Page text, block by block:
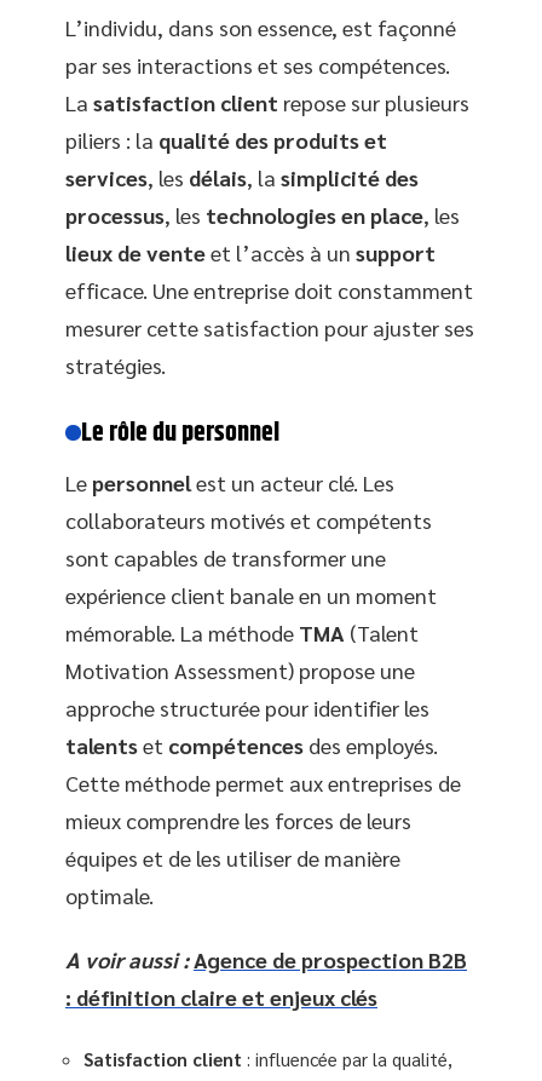
L’individu, dans son essence, est façonné
par ses interactions et ses compétences.
La satisfaction client repose sur plusieurs
piliers : la qualité des produits et
services, les délais, la simplicité des
processus, les technologies en place, les
lieux de venteet l’accès à un support
efficace. Une entreprise doit constamment
mesurer cette satisfaction pour ajuster ses
stratégies.
Le rôle du personnel
Le personnel est un acteur clé. Les
collaborateurs motivés et compétents
sont capables de transformer une
expérience client banale en un moment
mémorable. La méthode TMA (Talent
Motivation Assessment) propose une
approche structurée pour identifier les
talentset compétences des employés.
Cette méthode permet aux entreprises de
mieux comprendre les forces de leurs
équipes et de les utiliser de manière
optimale.
A voir aussi :Agence de prospection B2B
: définition claire et enjeux clés
Satisfaction client : influencée par la qualité,